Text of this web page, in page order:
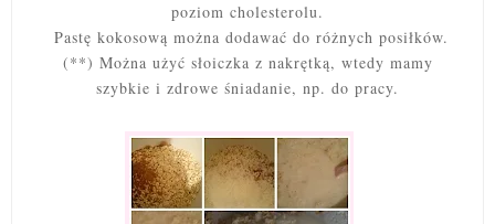
poziom cholesterolu.
Pastę kokosową można dodawać do różnych posiłków.
(**) Można użyć słoiczka z nakrętką, wtedy mamy
szybkie i zdrowe śniadanie, np. do pracy.